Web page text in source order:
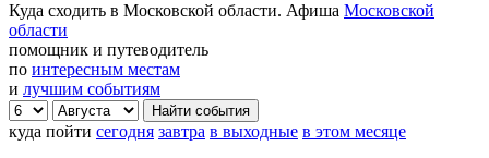
Куда сходить в Московской области. Афиша Московской
области
помощник и путеводитель
по интересным местам
и лучшим событиям
куда пойти сегодня завтра в выходные в этом месяце